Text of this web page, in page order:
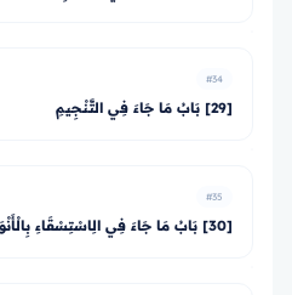
#34
[29] بَابُ مَا جَاءَ فِي التَّنْجِيمِ
#35
[30] بَابُ مَا جَاءَ فِي الِاسْتِسْقَاءِ بِالْأَنْوَاءِ